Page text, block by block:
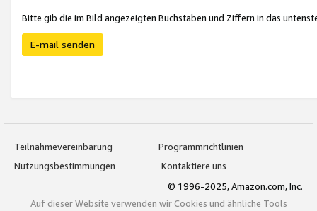
Bitte gib die im Bild angezeigten Buchstaben und Ziffern in das
E-mail senden
Teilnahmevereinbarung
Programmrichtlinien
Nutzungsbestimmungen
Kontaktiere uns
© 1996-2025, Amazon.com, Inc.
Auf dieser Website verwenden wir Cookies und ähnliche Tools